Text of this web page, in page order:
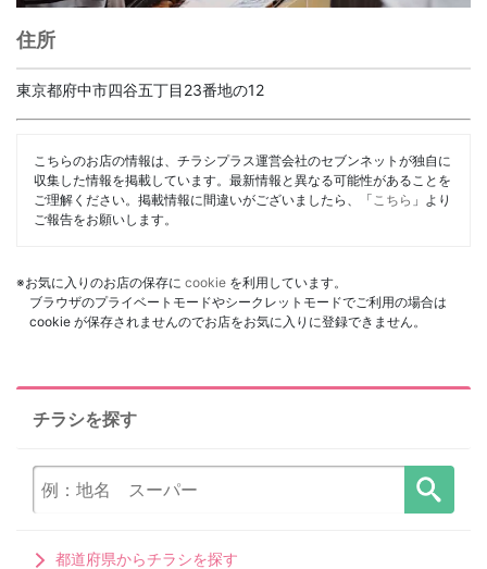
住所
東京都府中市四谷五丁目23番地の12
こちらのお店の情報は、チラシプラス運営会社のセブンネットが独自に
収集した情報を掲載しています。最新情報と異なる可能性があることを
ご理解ください。掲載情報に間違いがございましたら、「 こちら 」より
ご報告をお願いします。
※お気に入りのお店の保存に cookie を利用しています。
ブラウザのプライベートモードやシークレットモードでご利用の場合は
cookie が保存されませんのでお店をお気に入りに登録できません。
チラシを探す
都道府県からチラシを探す